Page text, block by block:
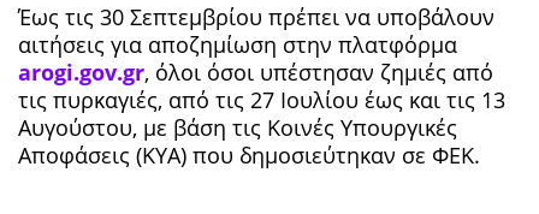
Έως τις 30 Σεπτεμβρίου πρέπει να υποβάλουν
αιτήσεις για αποζημίωση στην πλατφόρμα
arogi.gov.gr, όλοι όσοι υπέστησαν ζημιές από
τις πυρκαγιές, από τις 27 Ιουλίου έως και τις 13
Αυγούστου, με βάση τις Κοινές Υπουργικές
Αποφάσεις (ΚΥΑ) που δημοσιεύτηκαν σε ΦΕΚ.